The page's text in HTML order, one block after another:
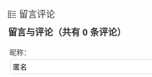
留言评论
留言与评论（共有 0 条评论）
昵称：